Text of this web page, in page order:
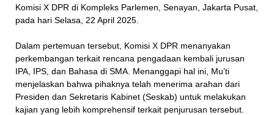
Komisi X DPR di Kompleks Parlemen, Senayan, Jakarta Pusat,
pada hari Selasa, 22 April 2025.
Dalam pertemuan tersebut, Komisi X DPR menanyakan
perkembangan terkait rencana pengadaan kembali jurusan
IPA, IPS, dan Bahasa di SMA. Menanggapi hal ini, Mu’ti
menjelaskan bahwa pihaknya telah menerima arahan dari
Presiden dan Sekretaris Kabinet (Seskab) untuk melakukan
kajian yang lebih komprehensif terkait penjurusan tersebut.